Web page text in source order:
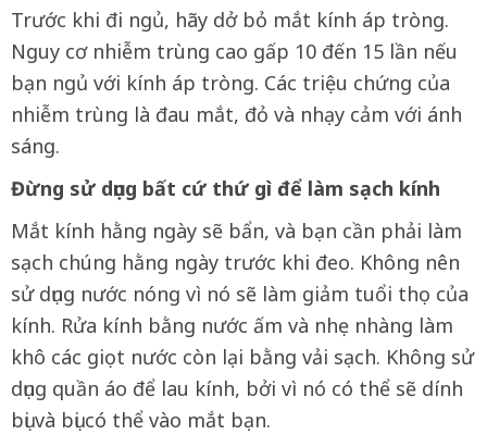
Trước khi đi ngủ, hãy dở bỏ mắt kính áp tròng.
Nguy cơ nhiễm trùng cao gấp 10 đến 15 lần nếu
bạn ngủ với kính áp tròng. Các triệu chứng của
nhiễm trùng là đau mắt, đỏ và nhạy cảm với ánh
sáng.
Đừng sử dụng bất cứ thứ gì để làm sạch kính
Mắt kính hằng ngày sẽ bẩn, và bạn cần phải làm
sạch chúng hằng ngày trước khi đeo. Không nên
sử dụng nước nóng vì nó sẽ làm giảm tuổi thọ của
kính. Rửa kính bằng nước ấm và nhẹ nhàng làm
khô các giọt nước còn lại bằng vải sạch. Không sử
dụng quần áo để lau kính, bởi vì nó có thể sẽ dính
bụi và bụi có thể vào mắt bạn.